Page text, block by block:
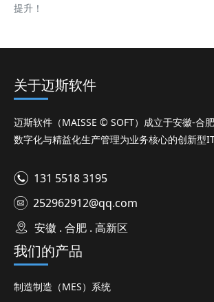
提升！
关于迈斯软件
迈斯软件（MAISSE © SOFT）成立于安徽-合
数字化与精益化生产管理为业务核心的创新型
131 5518 3195
252962912@qq.com
安徽 . 合肥 . 高新区
我们的产品
制造制造（MES）系统